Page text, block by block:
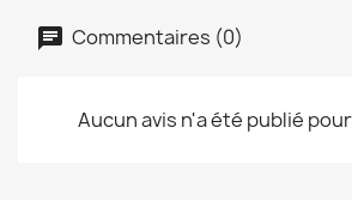
Commentaires (0)
Aucun avis n'a été publié